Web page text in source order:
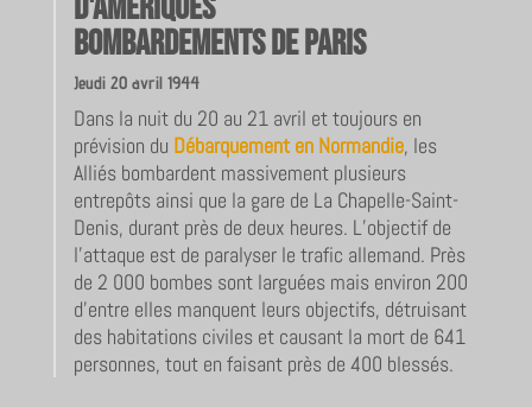
Bombardements de Paris
Jeudi 20 avril 1944
Dans la nuit du 20 au 21 avril et toujours en
prévision du Débarquement en Normandie, les
Alliés bombardent massivement plusieurs
entrepôts ainsi que la gare de La Chapelle-Saint-
Denis, durant près de deux heures. L’objectif de
l’attaque est de paralyser le trafic allemand. Près
de 2 000 bombes sont larguées mais environ 200
d’entre elles manquent leurs objectifs, détruisant
des habitations civiles et causant la mort de 641
personnes, tout en faisant près de 400 blessés.